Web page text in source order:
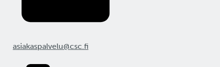
asiakaspalvelu@csc.fi